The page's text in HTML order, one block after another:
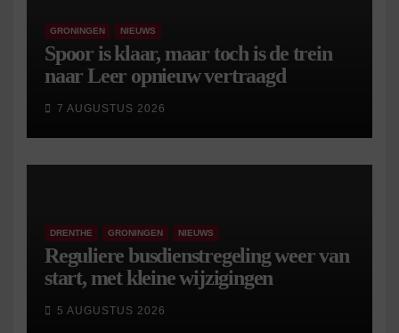
GRONINGEN NIEUWS
Spoor is klaar, maar toch is de trein
naar Leer opnieuw vertraagd
7 AUGUSTUS 2026
DRENTHE GRONINGEN NIEUWS
Reguliere busdienstregeling weer van
start, met kleine wijzigingen
5 AUGUSTUS 2026